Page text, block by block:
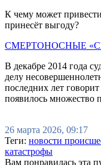
К чему может
принесёт выгоду?
СМЕРТОНОСНЫЕ
В декабре 2014 года
делу
последних лет
появилось множество
26 марта 2026, 09:17
Теги: новости
катастрофы
Вам понравилась эта